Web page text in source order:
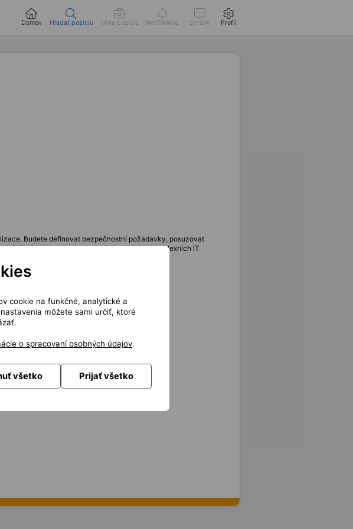
Domov Hľadať pozíciu Moja pozícia Notifikácie Správy Profil
Budete definovat bezpečnostní požadavky, posuzovat
řešení, orientaci ve standardech a praxi z komplexních IT
cookie na funkčné, analytické a
môžete sami určiť, ktoré
o spracovaní osobných údajov.
všetko Prijať všetko